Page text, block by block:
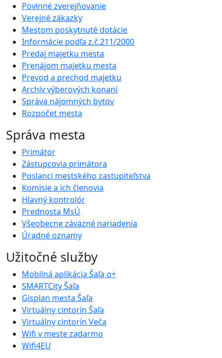
Povinné zverejňovanie
Verejné zákazky
Mestom poskytnuté dotácie
Informácie podľa z.č.211/2000
Predaj majetku mesta
Prenájom majetku mesta
Prevod a prechod majetku
Archív výberových konaní
Správa nájomných bytov
Rozpočet mesta
Správa mesta
Primátor
Zástupcovia primátora
Poslanci mestského zastupiteľstva
Komisie a ich členovia
Hlavný kontrolór
Prednosta MsÚ
Všeobecne záväzné nariadenia
Úradné oznamy
Užitočné služby
Mobilná aplikácia Šaľa o+
SMARTCity Šaľa
Gisplan mesta Šaľa
Virtuálny cintorín Šaľa
Virtuálny cintorín Veča
Wifi v meste zadarmo
Wifi4EU